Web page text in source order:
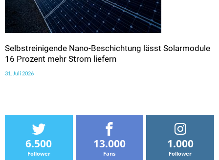
Selbstreinigende Nano-Beschichtung lässt Solarmodule
16 Prozent mehr Strom liefern
31. Juli 2026
6.500
Follower
13.000
Fans
1.000
Follower